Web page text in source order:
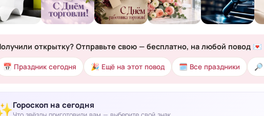
открытку? Отправьте свою — бесплатно, на любой повод 💌
📅 Праздник сегодня 🎉 Ещё на этот повод 🗓 Все праздники
Гороскоп на сегодня